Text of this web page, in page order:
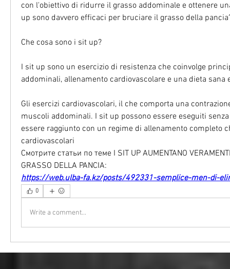
con l'obiettivo di ridurre il grasso addominale e ottenere
up sono davvero efficaci per bruciare il grasso della
Che cosa sono i sit up?
I sit up sono un esercizio di resistenza che coinvolge
addominali, allenamento cardiovascolare e una dieta sana
Gli esercizi cardiovascolari, il che comporta una
muscoli addominali. I sit up possono essere eseguiti
essere raggiunto con un regime di allenamento completo
cardiovascolari
Смотрите статьи по теме I SIT UP AUMENTANO
GRASSO DELLA PANCIA:
https://web.ulba-fa.kz/posts/492331-semplice-men-di-
0
Write a comment...